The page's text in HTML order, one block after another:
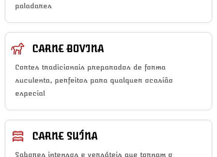
paladares
CARNE BOVINA
Cortes tradicionais preparados de forma
suculenta, perfeitos para qualquer ocasião
especial
CARNE SUÍNA
Sabores intensos e versáteis que tornam o